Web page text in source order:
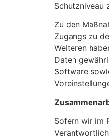
Schutzniveau
Zu den
Zugangs zu
Weiteren
Daten
Software
Sofern wir im